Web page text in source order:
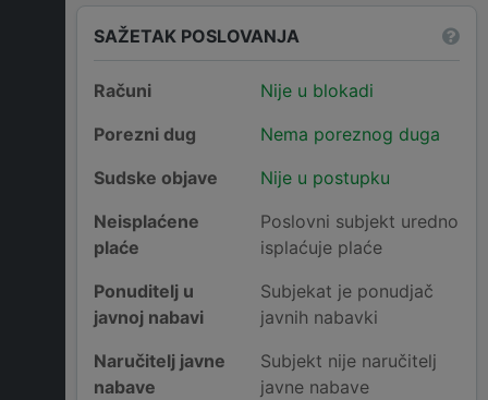
SAŽETAK POSLOVANJA
Računi
Nije u blokadi
Porezni dug
Nema poreznog duga
Sudske objave
Nije u postupku
Neisplaćene
plaće
Poslovni subjekt uredno
isplaćuje plaće
Ponuditelj u
javnoj nabavi
Subjekat je ponudjač
javnih nabavki
Naručitelj javne
nabave
Subjekt nije naručitelj
javne nabave